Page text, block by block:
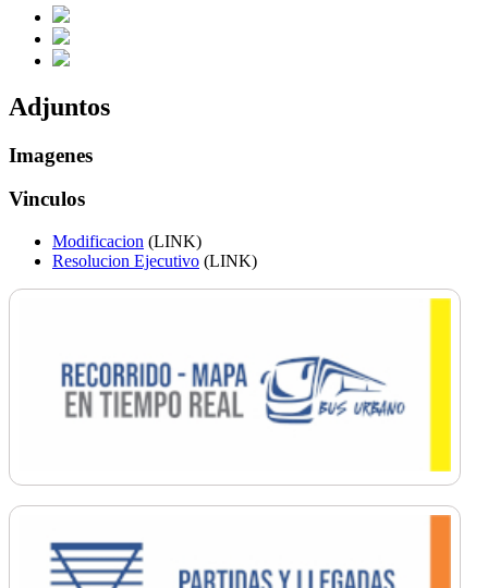
Adjuntos
Imagenes
Vinculos
Modificacion (LINK)
Resolucion Ejecutivo (LINK)